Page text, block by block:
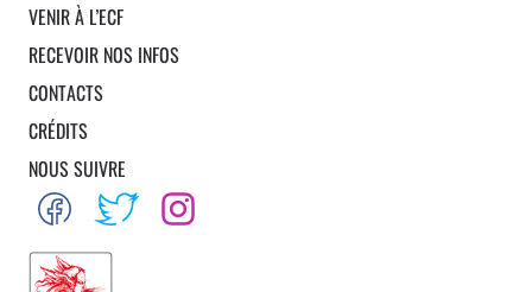
VENIR À L’ECF
RECEVOIR NOS INFOS
CONTACTS
CRÉDITS
NOUS SUIVRE